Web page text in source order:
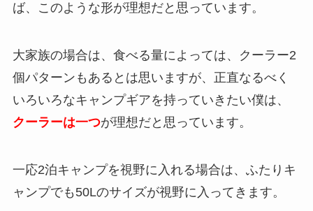
ば、このような形が理想だと思っています。
大家族の場合は、食べる量によっては、クーラー2
個パターンもあるとは思いますが、正直なるべく
いろいろなキャンプギアを持っていきたい僕は、
クーラーは一つが理想だと思っています。
一応2泊キャンプを視野に入れる場合は、ふたりキ
ャンプでも50Lのサイズが視野に入ってきます。